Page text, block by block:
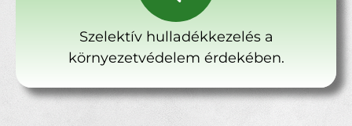
Szelektív hulladékkezelés a
környezetvédelem érdekében.